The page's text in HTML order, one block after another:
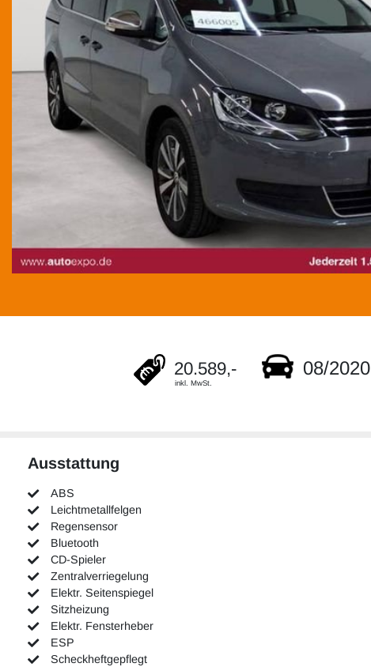
20.589,-
inkl. MwSt.
08/2020
Ausstattung
ABS
Leichtmetallfelgen
Regensensor
Bluetooth
CD-Spieler
Zentralverriegelung
Elektr. Seitenspiegel
Sitzheizung
Elektr. Fensterheber
ESP
Scheckheftgepflegt